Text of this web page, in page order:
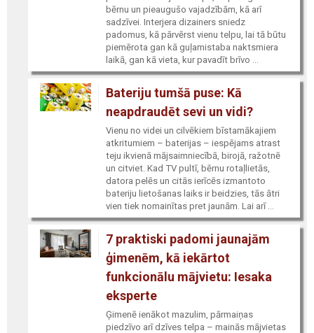
bērnu un pieaugušo vajadzībām, kā arī
sadzīvei. Interjera dizainers sniedz
padomus, kā pārvērst vienu telpu, lai tā būtu
piemērota gan kā guļamistaba naktsmiera
laikā, gan kā vieta, kur pavadīt brīvo ...
Bateriju tumšā puse: Kā
neapdraudēt sevi un vidi?
Vienu no videi un cilvēkiem bīstamākajiem
atkritumiem – baterijas – iespējams atrast
teju ikvienā mājsaimniecībā, birojā, ražotnē
un citviet. Kad TV pultī, bērnu rotaļlietās,
datora pelēs un citās ierīcēs izmantoto
bateriju lietošanas laiks ir beidzies, tās ātri
vien tiek nomainītas pret jaunām. Lai arī ...
7 praktiski padomi jaunajām
ģimenēm, kā iekārtot
funkcionālu mājvietu: Iesaka
eksperte
Ģimenē ienākot mazulim, pārmaiņas
piedzīvo arī dzīves telpa – mainās mājvietas